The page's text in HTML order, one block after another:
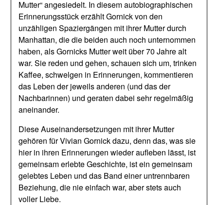
Mutter“ angesiedelt. In diesem autobiographischen
Erinnerungsstück erzählt Gornick von den
unzähligen Spaziergängen mit ihrer Mutter durch
Manhattan, die die beiden auch noch unternommen
haben, als Gornicks Mutter weit über 70 Jahre alt
war. Sie reden und gehen, schauen sich um, trinken
Kaffee, schwelgen in Erinnerungen, kommentieren
das Leben der jeweils anderen (und das der
Nachbarinnen) und geraten dabei sehr regelmäßig
aneinander.
Diese Auseinandersetzungen mit ihrer Mutter
gehören für Vivian Gornick dazu, denn das, was sie
hier in ihren Erinnerungen wieder aufleben lässt, ist
gemeinsam erlebte Geschichte, ist ein gemeinsam
gelebtes Leben und das Band einer untrennbaren
Beziehung, die nie einfach war, aber stets auch
voller Liebe.